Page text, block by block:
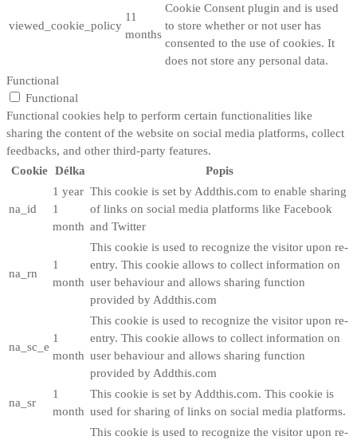
viewed_cookie_policy
11
months
Cookie Consent plugin and is used
to store whether or not user has
consented to the use of cookies. It
does not store any personal data.
Functional
Functional
Functional cookies help to perform certain functionalities like
sharing the content of the website on social media platforms, collect
feedbacks, and other third-party features.
Cookie Délka Popis
na_id
1 year
1
month
This cookie is set by Addthis.com to enable sharing
of links on social media platforms like Facebook
and Twitter
na_rn
1
month
This cookie is used to recognize the visitor upon re-
entry. This cookie allows to collect information on
user behaviour and allows sharing function
provided by Addthis.com
na_sc_e
1
month
This cookie is used to recognize the visitor upon re-
entry. This cookie allows to collect information on
user behaviour and allows sharing function
provided by Addthis.com
na_sr
1
month
This cookie is set by Addthis.com. This cookie is
used for sharing of links on social media platforms.
This cookie is used to recognize the visitor upon re-